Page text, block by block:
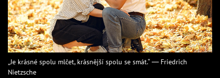
„Je krásné spolu mlčet, krásnější spolu se smát.“ — Friedrich
Nietzsche